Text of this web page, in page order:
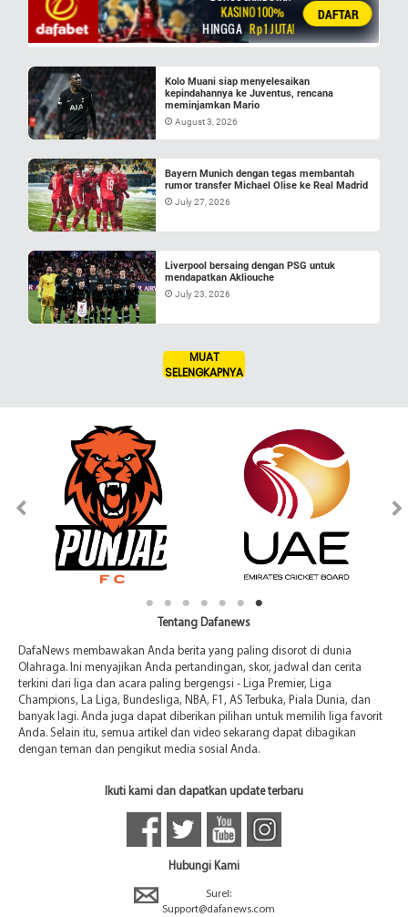
Kolo Muani siap menyelesaikan
kepindahannya ke Juventus, rencana
meminjamkan Mario
August 3, 2026
Bayern Munich dengan tegas membantah
rumor transfer Michael Olise ke Real Madrid
July 27, 2026
Liverpool bersaing dengan PSG untuk
mendapatkan Akliouche
July 23, 2026
MUAT
SELENGKAPNYA
Tentang Dafanews
DafaNews membawakan Anda berita yang paling disorot di dunia
Olahraga. Ini menyajikan Anda pertandingan, skor, jadwal dan cerita
terkini dari liga dan acara paling bergengsi - Liga Premier, Liga
Champions, La Liga, Bundesliga, NBA, F1, AS Terbuka, Piala Dunia, dan
banyak lagi. Anda juga dapat diberikan pilihan untuk memilih liga favorit
Anda. Selain itu, semua artikel dan video sekarang dapat dibagikan
dengan teman dan pengikut media sosial Anda.
Ikuti kami dan dapatkan update terbaru
Hubungi Kami
Surel:
Support@dafanews.com